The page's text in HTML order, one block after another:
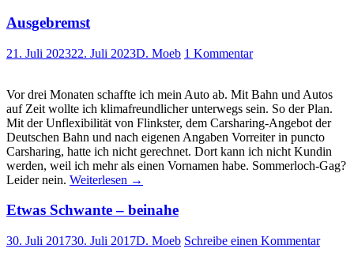
Ausgebremst
21. Juli 202322. Juli 2023D. Moeb 1 Kommentar
Vor drei Monaten schaffte ich mein Auto ab. Mit Bahn und Autos
auf Zeit wollte ich klimafreundlicher unterwegs sein. So der Plan.
Mit der Unflexibilität von Flinkster, dem Carsharing-Angebot der
Deutschen Bahn und nach eigenen Angaben Vorreiter in puncto
Carsharing, hatte ich nicht gerechnet. Dort kann ich nicht Kundin
werden, weil ich mehr als einen Vornamen habe. Sommerloch-Gag?
Leider nein. Weiterlesen →
Etwas Schwante – beinahe
30. Juli 201730. Juli 2017D. Moeb Schreibe einen Kommentar